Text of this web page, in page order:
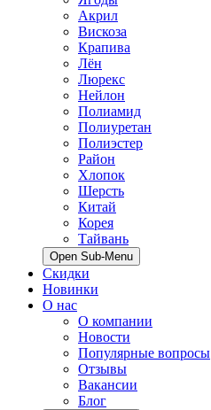
Акрил
Вискоза
Крапива
Лён
Люрекс
Нейлон
Полиамид
Полиуретан
Полиэстер
Район
Хлопок
Шерсть
Китай
Корея
Тайвань
Open Sub-Menu
Скидки
Новинки
О нас
О компании
Новости
Популярные вопросы
Отзывы
Вакансии
Блог